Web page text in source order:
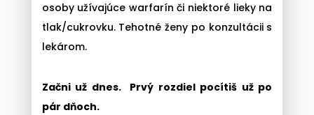
osoby užívajúce warfarín či niektoré lieky na
tlak/cukrovku. Tehotné ženy po konzultácii s
lekárom.
Začni už dnes. Prvý rozdiel pocítiš už po
pár dňoch.